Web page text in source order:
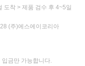
도착 > 제품 검수 후 4~5일
(주)에스에이코리아
금만 가능합니다.